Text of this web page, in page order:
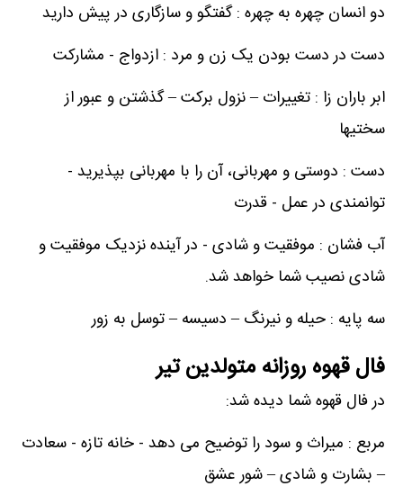
دو انسان چهره به چهره : گفتگو و سازگاری در پیش دارید
دست در دست بودن یک زن و مرد : ازدواج - مشارکت
ابر باران زا : تغییرات – نزول برکت – گذشتن و عبور از
سختیها
دست : دوستی و مهربانی، آن را با مهربانی بپذیرید -
توانمندی در عمل - قدرت
آب فشان : موفقیت و شادی - در آینده نزدیک موفقیت و
شادی نصیب شما خواهد شد.
سه پایه : حیله و نیرنگ – دسیسه – توسل به زور
فال قهوه روزانه متولدین تیر
در فال قهوه شما دیده شد:
مربع : میراث و سود را توضیح می دهد - خانه تازه - سعادت
– بشارت و شادی – شور عشق